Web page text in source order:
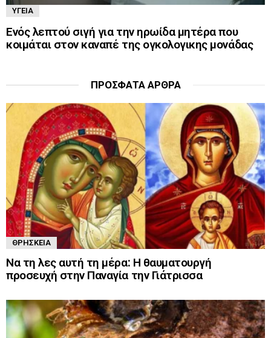
ΥΓΕΊΑ
Ενός λεπτού σιγή για την ηρωίδα μητέρα που
κοιμάται στον καναπέ της ογκολογικης μονάδας
ΠΡΌΣΦΑΤΑ ΆΡΘΡΑ
ΘΡΗΣΚΕΊΑ
Να τη λες αυτή τη μέρα: Η θαυματουργή
προσευχή στην Παναγία την Γιάτρισσα